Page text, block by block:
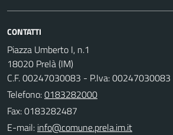
CONTATTI
Piazza Umberto I, n.1
18020 Prelà (IM)
C.F. 00247030083 - P.Iva: 00247030083
Telefono:0183282000
Fax: 0183282487
E-mail: